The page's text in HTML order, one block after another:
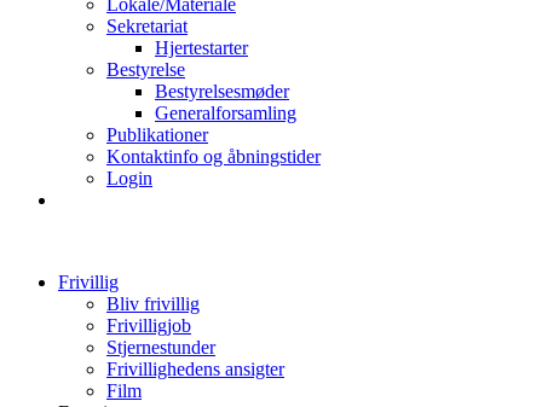
Lokale/Materiale
Sekretariat
Hjertestarter
Bestyrelse
Bestyrelsesmøder
Generalforsamling
Publikationer
Kontaktinfo og åbningstider
Login
Frivillig
Bliv frivillig
Frivilligjob
Stjernestunder
Frivillighedens ansigter
Film